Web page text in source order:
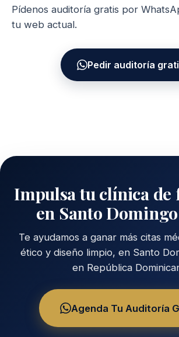
Pídenos auditoría gratis por
tu web actual.
Pedir auditoría
Impulsa tu clínica
en Santo
Te ayudamos a ganar más citas
ético y diseño limpio, en Santo
en República
Agenda Tu Auditoría